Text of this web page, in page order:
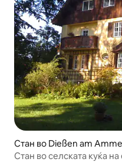
Стан во Dießen am
Стан во селската куќа